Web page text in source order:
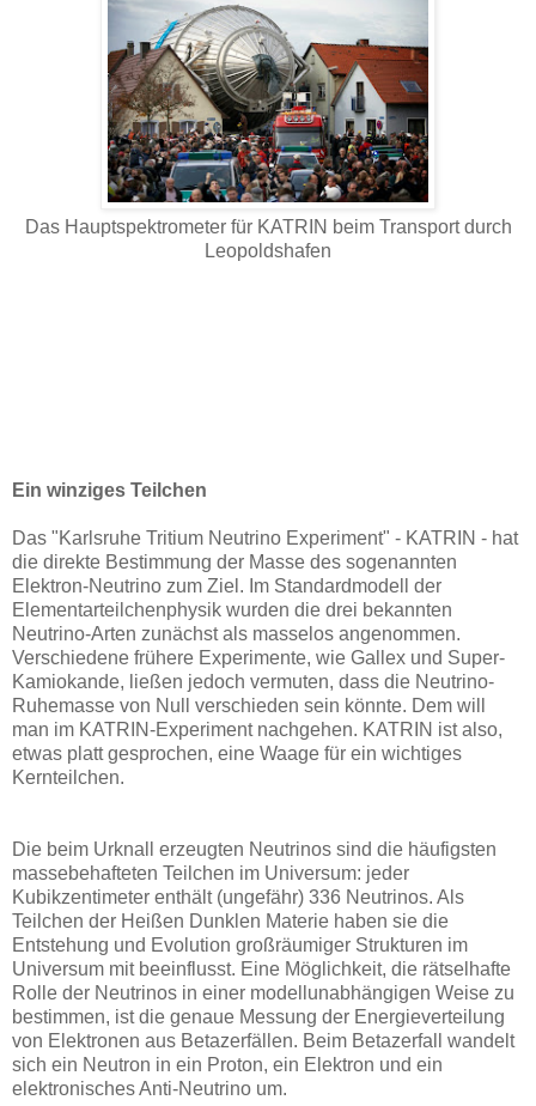
Das Hauptspektrometer für KATRIN beim Transport durch
Leopoldshafen
Ein winziges Teilchen
Das "Karlsruhe Tritium Neutrino Experiment" - KATRIN - hat
die direkte Bestimmung der Masse des sogenannten
Elektron-Neutrino zum Ziel. Im Standardmodell der
Elementarteilchenphysik wurden die drei bekannten
Neutrino-Arten zunächst als masselos angenommen.
Verschiedene frühere Experimente, wie Gallex und Super-
Kamiokande, ließen jedoch vermuten, dass die Neutrino-
Ruhemasse von Null verschieden sein könnte. Dem will
man im KATRIN-Experiment nachgehen. KATRIN ist also,
etwas platt gesprochen, eine Waage für ein wichtiges
Kernteilchen.
Die beim Urknall erzeugten Neutrinos sind die häufigsten
massebehafteten Teilchen im Universum: jeder
Kubikzentimeter enthält (ungefähr) 336 Neutrinos. Als
Teilchen der Heißen Dunklen Materie haben sie die
Entstehung und Evolution großräumiger Strukturen im
Universum mit beeinflusst. Eine Möglichkeit, die rätselhafte
Rolle der Neutrinos in einer modellunabhängigen Weise zu
bestimmen, ist die genaue Messung der Energieverteilung
von Elektronen aus Betazerfällen. Beim Betazerfall wandelt
sich ein Neutron in ein Proton, ein Elektron und ein
elektronisches Anti-Neutrino um.